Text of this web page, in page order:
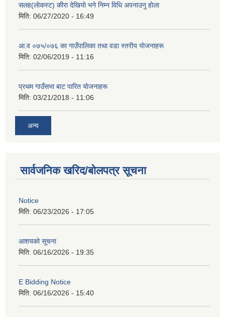
सलह(लाेकस्ट) कीरा देखियाे भने निम्न विधि अपनाउनु हाेला
मिति: 06/27/2020 - 16:49
आ‍.व ०७५/०७६ का गाउँपालिका तथा वडा स्तरीय याेजनाहरू
मिति: 02/06/2019 - 11:16
प्रथम गाउँसभा बाट पारित याेजनाहरू
मिति: 03/21/2018 - 11:06
अन्य
सार्वजनिक खरिद/बोलपत्र सूचना
Notice
मिति: 06/23/2026 - 17:05
आशयको सूचना
मिति: 06/16/2026 - 19:35
E Bidding Notice
मिति: 06/16/2026 - 15:40